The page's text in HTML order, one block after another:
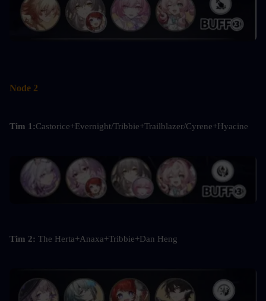
Node 2
Tim 1:Castorice+Evernight/Tribbie+Trailblazer/Cyrene+Hyacine
Tim 2: The Herta+Anaxa+Tribbie+Dan Heng